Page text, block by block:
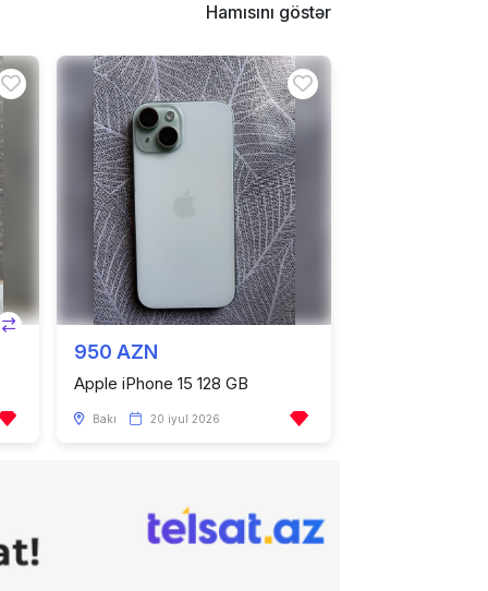
İmobile
3599.00 AZN
Apple iPhone 14 Pro Max 1
TB
İmobile
Hamısını göstər
950 AZN
Apple iPhone 15 128 GB
Bakı 20 iyul 2026